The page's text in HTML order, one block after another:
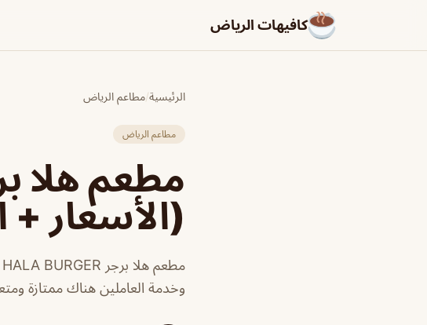
كافيهات الرياض
الرئيسية/مطاعم الرياض
مطاعم الرياض
(الأسعار +
وخدمة العاملين هناك ممتازة